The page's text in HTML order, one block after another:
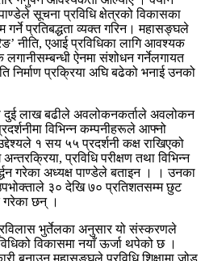
सूचना प्रविधि क्षेत्रको विकासका
प्रतिबद्धता व्यक्त गरिन। महासङ्घले
नीति, एआई प्रविधिका लागि आवश्यक
ऐनमा संशोधन गर्नेलगायत
निर्माण प्रक्रिया अघि बढेको भनाई उनको
लाख बढीले अवलोकनकर्ताले अवलोकन
विभिन्न कम्पनीहरूले आफ्नो
१ सय ५५ प्रदर्शनी कक्ष राखिएको
प्रविधि परीक्षण तथा विभिन्न
गरेका अध्यक्ष पाण्डेले बताइन । । उनका
३० देखि ७० प्रतिशतसम्म छुट
गरेका छन् ।
भुर्तेलका अनुसार यो संस्करणले
विकासमा नयाँ ऊर्जा थपेको छ ।
बनाउन महासङ्घले प्रविधि शिक्षामा जोड